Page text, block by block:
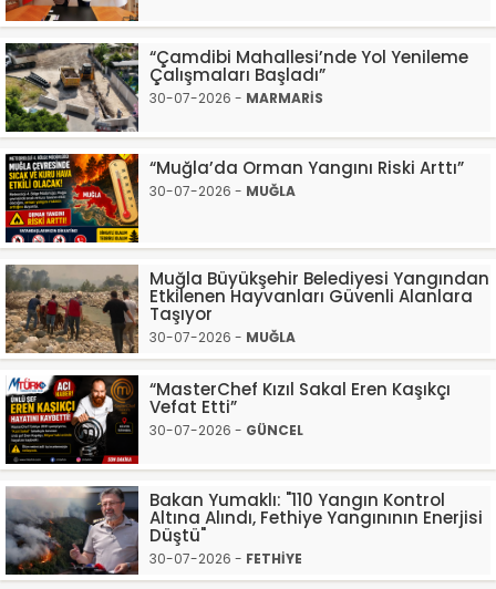
“Çamdibi Mahallesi’nde Yol Yenileme
Çalışmaları Başladı”
30-07-2026 - MARMARİS
“Muğla’da Orman Yangını Riski Arttı”
30-07-2026 - MUĞLA
Muğla Büyükşehir Belediyesi Yangından
Etkilenen Hayvanları Güvenli Alanlara
Taşıyor
30-07-2026 - MUĞLA
“MasterChef Kızıl Sakal Eren Kaşıkçı
Vefat Etti”
30-07-2026 - GÜNCEL
Bakan Yumaklı: "110 Yangın Kontrol
Altına Alındı, Fethiye Yangınının Enerjisi
Düştü"
30-07-2026 - FETHİYE